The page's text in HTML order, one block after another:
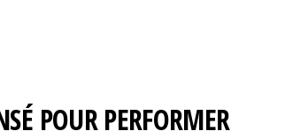
POUR PERFORMER